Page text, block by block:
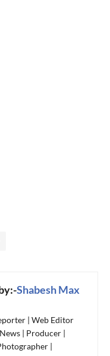
Shabesh Max
| Web Editor
| Producer |
|